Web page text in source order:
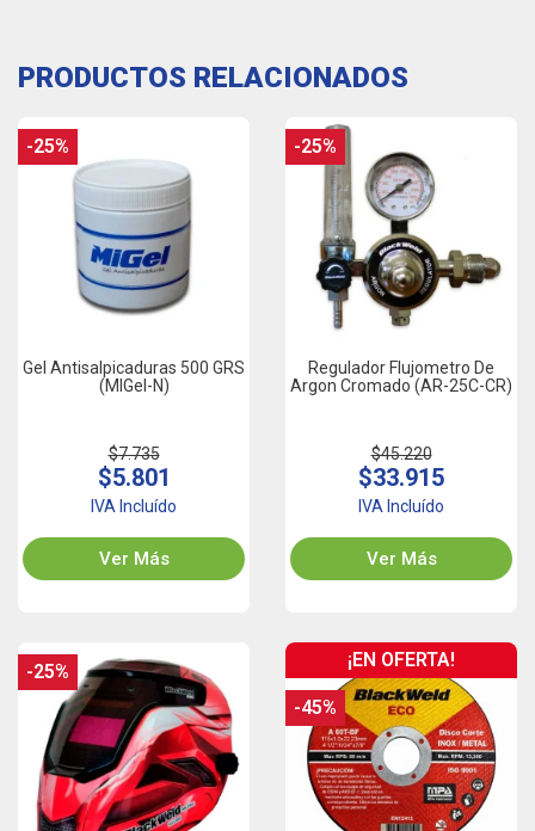
PRODUCTOS RELACIONADOS
Gel Antisalpicaduras 500 GRS
(MIGel-N)
$7.735
$5.801
IVA Incluído
Ver Más
-25%
Regulador Flujometro De
Argon Cromado (AR-25C-CR)
$45.220
$33.915
IVA Incluído
Ver Más
-25%
-25%
¡EN OFERTA!
-45%